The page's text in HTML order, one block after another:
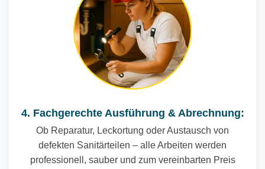
4. Fachgerechte Ausführung & Abrechnung:
Ob Reparatur, Leckortung oder Austausch von
defekten Sanitärteilen – alle Arbeiten werden
professionell, sauber und zum vereinbarten Preis